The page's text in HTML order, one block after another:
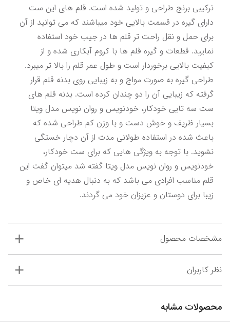
زیبا برای دوستان و عزیزان خود می گردند.
مشخصات محصول
نظر کاربران
محصولات مشابه